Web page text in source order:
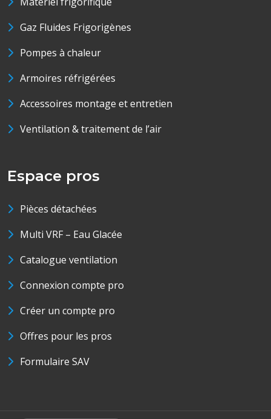
Gaz Fluides Frigorigènes
Pompes à chaleur
Armoires réfrigérées
Accessoires montage et entretien
Ventilation & traitement de l’air
Espace pros
Pièces détachées
Multi VRF – Eau Glacée
Catalogue ventilation
Connexion compte pro
Créer un compte pro
Offres pour les pros
Formulaire SAV